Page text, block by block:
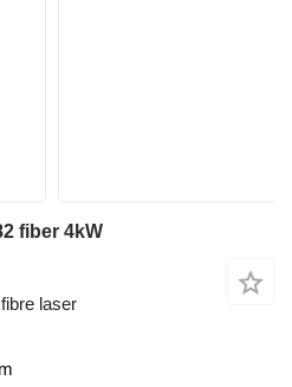
fiber 4kW
laser